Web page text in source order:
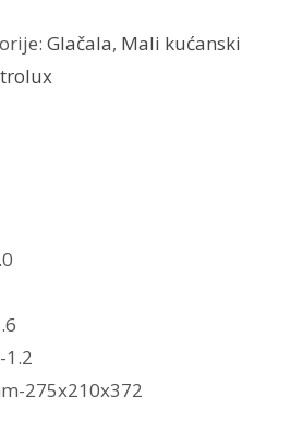
Glačala, Mali kućanski
1.2
275x210x372